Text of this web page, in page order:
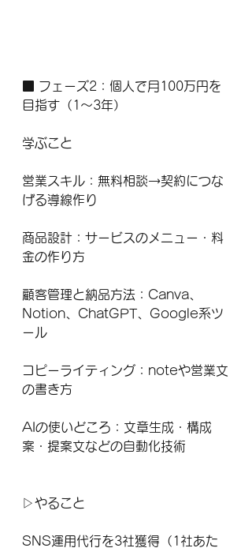
■ フェーズ2：個人で月100万円を
目指す（1〜3年）
学ぶこと
営業スキル：無料相談→契約につな
げる導線作り
商品設計：サービスのメニュー・料
金の作り方
顧客管理と納品方法：Canva、
Notion、ChatGPT、Google系ツ
ール
コピーライティング：noteや営業文
の書き方
AIの使いどころ：文章生成・構成
案・提案文などの自動化技術
▷やること
SNS運用代行を3社獲得（1社あた